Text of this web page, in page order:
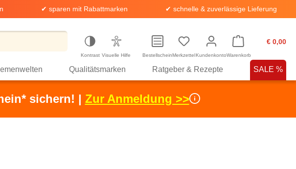
✔ sparen mit Rabattmarken ✔ schnelle & zuverlässige Lieferung
Kontrast Visuelle Hilfe BestellscheinMerkzettelKundenkonto
€ 0,00
Warenkorb
Qualitätsmarken Ratgeber & Rezepte SALE %
sichern! | Zur Anmeldung >>